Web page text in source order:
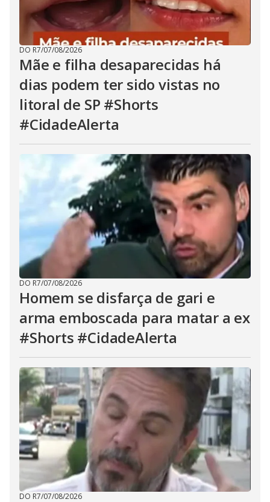
DO R7/07/08/2026
Mãe e filha desaparecidas há
dias podem ter sido vistas no
litoral de SP #Shorts
#CidadeAlerta
DO R7/07/08/2026
Homem se disfarça de gari e
arma emboscada para matar a ex
#Shorts #CidadeAlerta
DO R7/07/08/2026